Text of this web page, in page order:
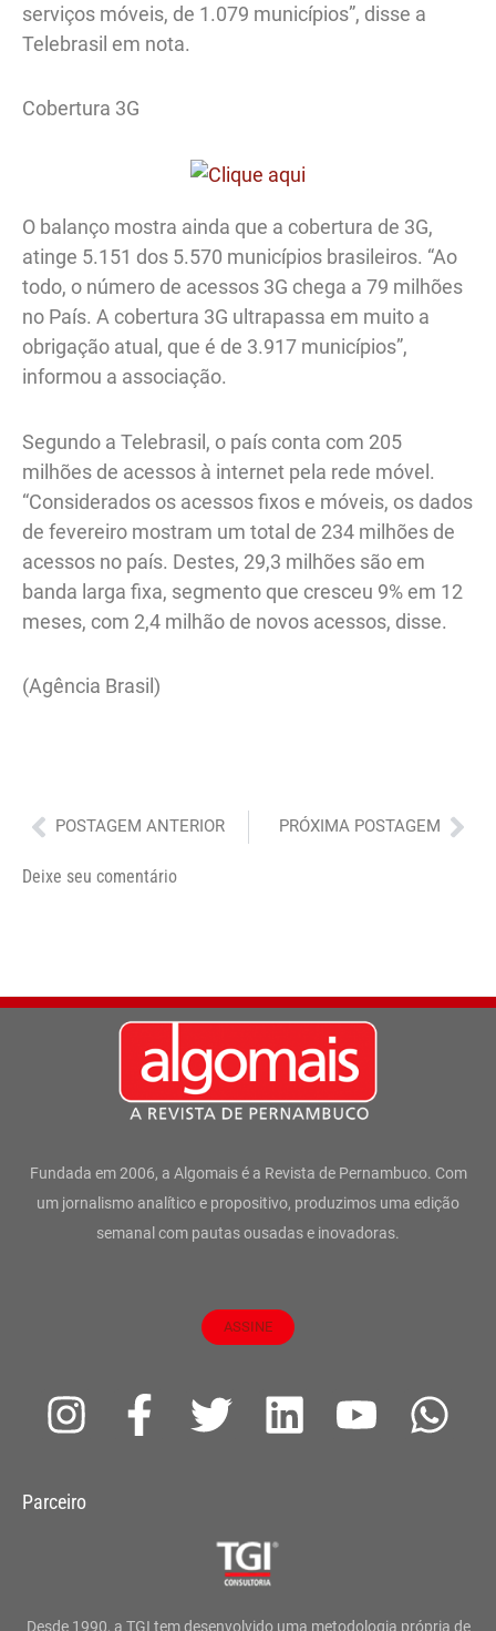
serviços móveis, de 1.079 municípios”, disse a
Telebrasil em nota.
Cobertura 3G
O balanço mostra ainda que a cobertura de 3G,
atinge 5.151 dos 5.570 municípios brasileiros. “Ao
todo, o número de acessos 3G chega a 79 milhões
no País. A cobertura 3G ultrapassa em muito a
obrigação atual, que é de 3.917 municípios”,
informou a associação.
Segundo a Telebrasil, o país conta com 205
milhões de acessos à internet pela rede móvel.
“Considerados os acessos fixos e móveis, os dados
de fevereiro mostram um total de 234 milhões de
acessos no país. Destes, 29,3 milhões são em
banda larga fixa, segmento que cresceu 9% em 12
meses, com 2,4 milhão de novos acessos, disse.
(Agência Brasil)
Anterior
POSTAGEM ANTERIOR PRÓXIMA POSTAGEM
Deixe seu comentário
Fundada em 2006, a Algomais é a Revista de Pernambuco. Com
um jornalismo analítico e propositivo, produzimos uma edição
semanal com pautas ousadas e inovadoras.
ASSINE
I
s
g
F
a
o
T
t
e
L
d
Y
b
W
a
Parceiro
Desde 1990, a TGI tem desenvolvido uma metodologia própria de